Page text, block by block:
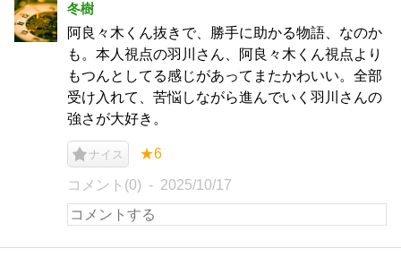
冬樹
阿良々木くん抜きで、勝手に助かる物語、なのか
も。本人視点の羽川さん、阿良々木くん視点より
もつんとしてる感じがあってまたかわいい。全部
受け入れて、苦悩しながら進んでいく羽川さんの
強さが大好き。
ナイス ★6
コメント(0) 2025/10/17